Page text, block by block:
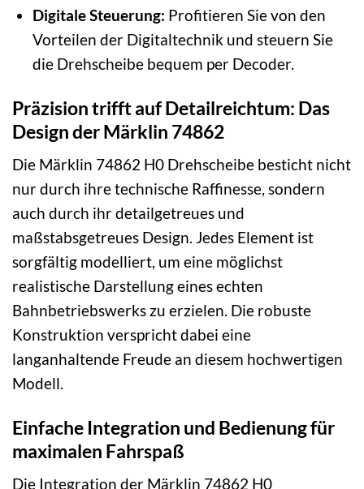
Digitale Steuerung: Profitieren Sie von den
Vorteilen der Digitaltechnik und steuern Sie
die Drehscheibe bequem per Decoder.
Präzision trifft auf Detailreichtum: Das
Design der Märklin 74862
Die Märklin 74862 H0 Drehscheibe besticht nicht
nur durch ihre technische Raffinesse, sondern
auch durch ihr detailgetreues und
maßstabsgetreues Design. Jedes Element ist
sorgfältig modelliert, um eine möglichst
realistische Darstellung eines echten
Bahnbetriebswerks zu erzielen. Die robuste
Konstruktion verspricht dabei eine
langanhaltende Freude an diesem hochwertigen
Modell.
Einfache Integration und Bedienung für
maximalen Fahrspaß
Die Integration der Märklin 74862 H0